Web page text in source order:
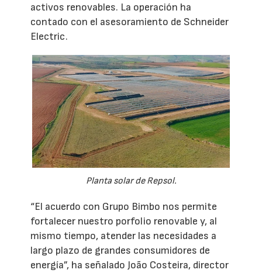
activos renovables. La operación ha
contado con el asesoramiento de Schneider
Electric.
Planta solar de Repsol.
“El acuerdo con Grupo Bimbo nos permite
fortalecer nuestro porfolio renovable y, al
mismo tiempo, atender las necesidades a
largo plazo de grandes consumidores de
energía”, ha señalado João Costeira, director